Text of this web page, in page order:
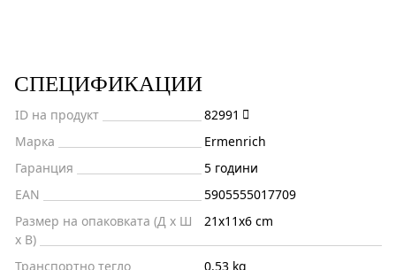
СПЕЦИФИКАЦИИ
ID на продукт
82991
Марка
Ermenrich
Гаранция
5 години
EAN
5905555017709
Размер на опаковката (Д x Ш
x В)
21x11x6 cm
Транспортно тегло
0.53 kg